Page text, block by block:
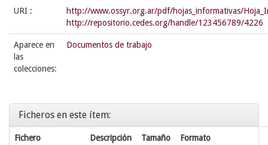
URI :
http://www.ossyr.org.ar/pdf/hojas_informativas/
http://repositorio.cedes.org/handle/123456789/4226
Aparece en
las
colecciones:
Documentos de trabajo
Ficheros en este ítem:
Fichero Descripción Tamaño Formato